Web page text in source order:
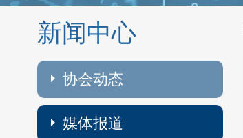
新闻中心
协会动态
媒体报道